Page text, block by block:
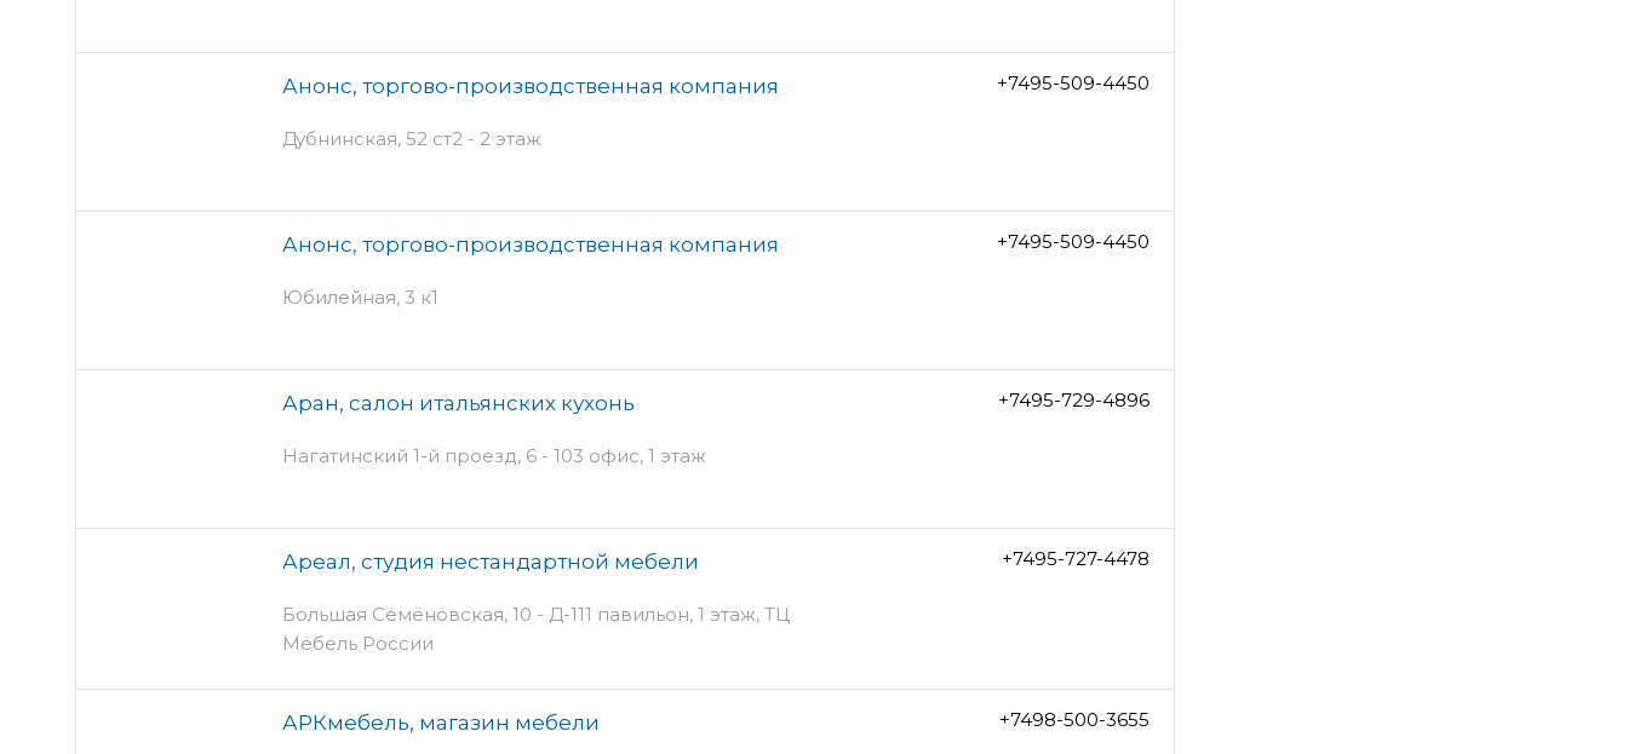
Анонс, торгово-производственная компания
Дубнинская, 52 ст2 - 2 этаж
+7495-509-4450
Анонс, торгово-производственная компания
Юбилейная, 3 к1
+7495-509-4450
Аран, салон итальянских кухонь
Нагатинский 1-й проезд, 6 - 103 офис, 1 этаж
+7495-729-4896
Ареал, студия нестандартной мебели
Большая Семёновская, 10 - Д-111 павильон, 1 этаж, ТЦ
Мебель России
+7495-727-4478
АРКмебель, магазин мебели +7498-500-3655